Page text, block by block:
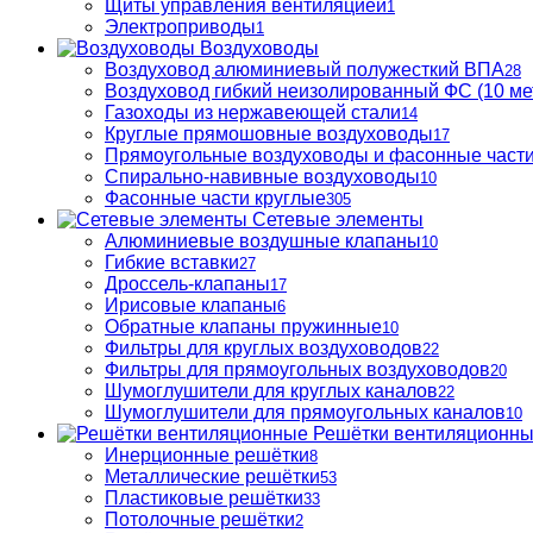
Щиты управления вентиляцией1
Электроприводы1
Воздуховоды
Воздуховод алюминиевый полужесткий ВПА28
Воздуховод гибкий неизолированный ФС (10
Газоходы из нержавеющей стали14
Круглые прямошовные воздуховоды17
Прямоугольные воздуховоды и фасонные части
Спирально-навивные воздуховоды10
Фасонные части круглые305
Сетевые элементы
Алюминиевые воздушные клапаны10
Гибкие вставки27
Дроссель-клапаны17
Ирисовые клапаны6
Обратные клапаны пружинные10
Фильтры для круглых воздуховодов22
Фильтры для прямоугольных воздуховодов20
Шумоглушители для круглых каналов22
Шумоглушители для прямоугольных каналов10
Решётки
Инерционные решётки8
Металлические решётки53
Пластиковые решётки33
Потолочные решётки2